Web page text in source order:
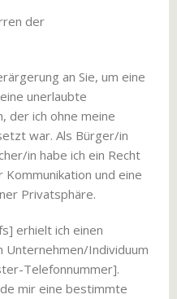
der
an Sie, um eine
unerlaubte
der ich ohne meine
war. Als Bürger/in
in habe ich ein Recht
und eine
Privatsphäre.
erhielt ich einen
Unternehmen/Individuum
Telefonnummer].
mir eine bestimmte